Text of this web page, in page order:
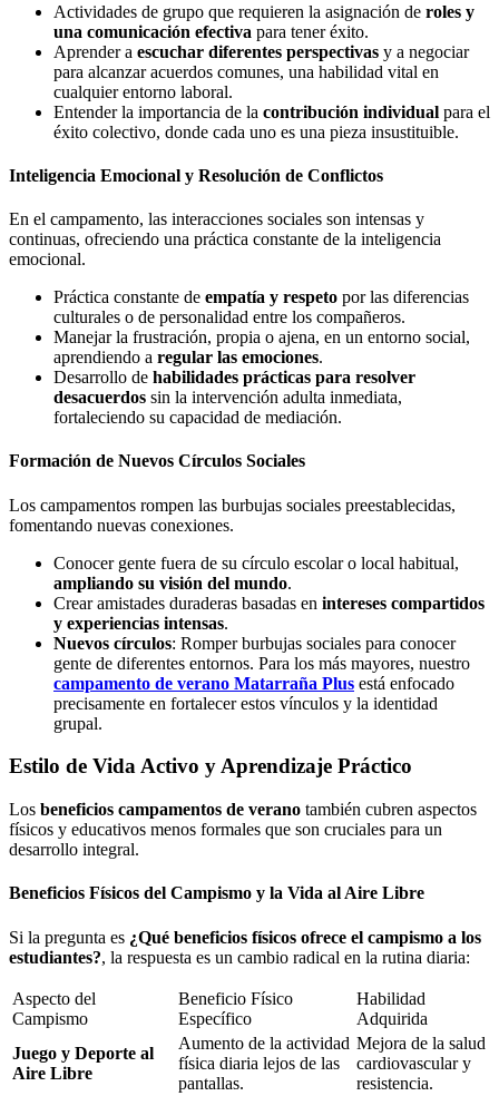
Actividades de grupo que requieren la asignación de roles y
una comunicación efectiva para tener éxito.
Aprender a escuchar diferentes perspectivas y a negociar
para alcanzar acuerdos comunes, una habilidad vital en
cualquier entorno laboral.
Entender la importancia de la contribución individual para el
éxito colectivo, donde cada uno es una pieza insustituible.
Inteligencia Emocional y Resolución de Conflictos
En el campamento, las interacciones sociales son intensas y
continuas, ofreciendo una práctica constante de la inteligencia
emocional.
Práctica constante de empatía y respeto por las diferencias
culturales o de personalidad entre los compañeros.
Manejar la frustración, propia o ajena, en un entorno social,
aprendiendo a regular las emociones.
Desarrollo de habilidades prácticas para resolver
desacuerdos sin la intervención adulta inmediata,
fortaleciendo su capacidad de mediación.
Formación de Nuevos Círculos Sociales
Los campamentos rompen las burbujas sociales preestablecidas,
fomentando nuevas conexiones.
Conocer gente fuera de su círculo escolar o local habitual,
ampliando su visión del mundo.
Crear amistades duraderas basadas en intereses compartidos
y experiencias intensas.
Nuevos círculos: Romper burbujas sociales para conocer
gente de diferentes entornos. Para los más mayores, nuestro
campamento de verano Matarraña Plus está enfocado
precisamente en fortalecer estos vínculos y la identidad
grupal.
Estilo de Vida Activo y Aprendizaje Práctico
Los beneficios campamentos de verano también cubren aspectos
físicos y educativos menos formales que son cruciales para un
desarrollo integral.
Beneficios Físicos del Campismo y la Vida al Aire Libre
Si la pregunta es ¿Qué beneficios físicos ofrece el campismo a los
estudiantes?, la respuesta es un cambio radical en la rutina diaria:
Aspecto del
Campismo
Beneficio Físico
Específico
Habilidad
Adquirida
Juego y Deporte al
Aire Libre
Aumento de la actividad
física diaria lejos de las
pantallas.
Mejora de la salud
cardiovascular y
resistencia.